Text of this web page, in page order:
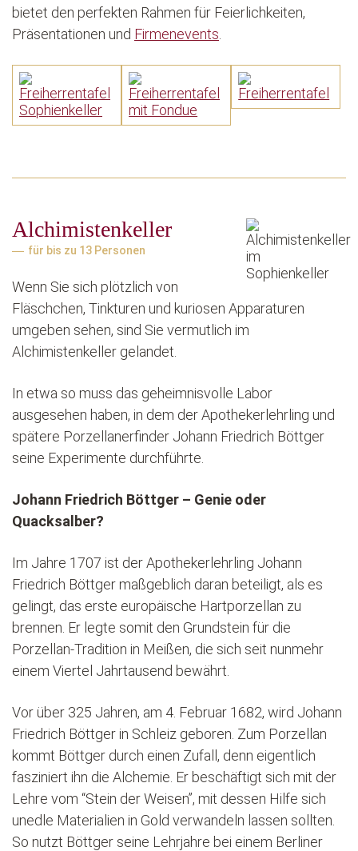
bietet den perfekten Rahmen für Feierlichkeiten,
Präsentationen und Firmenevents
Alchimistenkeller
für bis zu 13 Personen
Wenn Sie sich plötzlich von
Fläschchen, Tinkturen und kuriosen Apparaturen
umgeben sehen, sind Sie vermutlich im
Alchimistenkeller gelandet.
In etwa so muss das geheimnisvolle Labor
ausgesehen haben, in dem der Apothekerlehrling und
spätere Porzellanerfinder Johann Friedrich Böttger
seine Experimente durchführte.
Johann Friedrich Böttger – Genie oder
Quacksalber?
Im Jahre 1707 ist der Apothekerlehrling Johann
Friedrich Böttger maßgeblich daran beteiligt, als es
gelingt, das erste europäische Hartporzellan zu
brennen. Er legte somit den Grundstein für die
Porzellan-Tradition in Meißen, die sich seit nunmehr
einem Viertel Jahrtausend bewährt.
Vor über 325 Jahren, am 4. Februar 1682, wird Johann
Friedrich Böttger in Schleiz geboren. Zum Porzellan
kommt Böttger durch einen Zufall, denn eigentlich
fasziniert ihn die Alchemie. Er beschäftigt sich mit der
Lehre vom “Stein der Weisen”, mit dessen Hilfe sich
unedle Materialien in Gold verwandeln lassen sollten.
So nutzt Böttger seine Lehrjahre bei einem Berliner